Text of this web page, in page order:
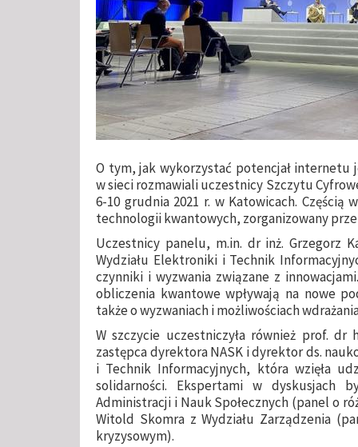
O tym, jak wykorzystać potencjał internetu
w sieci rozmawiali uczestnicy Szczytu
6-10 grudnia 2021 r. w Katowicach.
technologii kwantowych, zorganizowany
Uczestnicy panelu, m.in. dr inż. Grzegorz
Wydziału Elektroniki i Technik
czynniki i wyzwania związane z
obliczenia kwantowe wpływają na nowe
także o wyzwaniach i możliwościach
W szczycie uczestniczyła również prof. dr
zastępca dyrektora NASK i dyrektor ds.
i Technik Informacyjnych, która wzięła
solidarności. Ekspertami w dyskusjach
Administracji i Nauk Społecznych (panel o
Witold Skomra z Wydziału Zarządzenia
kryzysowym).